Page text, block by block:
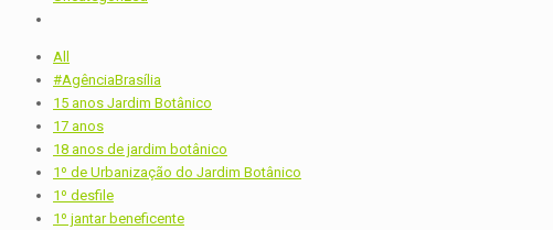
All
#AgênciaBrasília
15 anos Jardim Botânico
17 anos
18 anos de jardim botânico
1º de Urbanização do Jardim Botânico
1º desfile
1º jantar beneficente